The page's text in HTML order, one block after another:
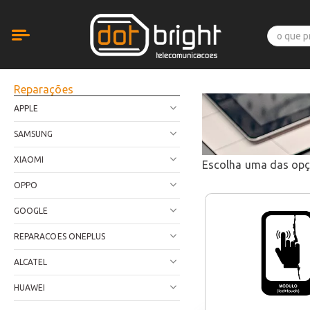
Reparações
APPLE
SAMSUNG
XIAOMI
OPPO
GOOGLE
REPARACOES ONEPLUS
ALCATEL
HUAWEI
Escolha uma das